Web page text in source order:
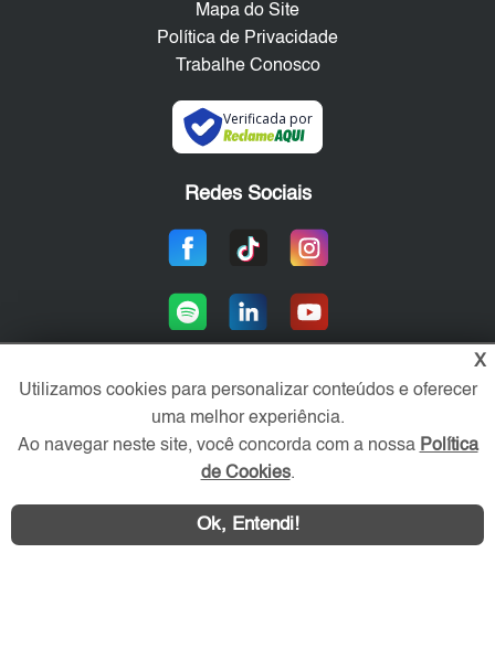
WhatsApp Contatar
Mapa do Site
Política de Privacidade
Trabalhe Conosco
Verificada por
Redes Sociais
Área exclusiva aos anunciantes,
acesse sua conta:
X
Utilizamos cookies para personalizar conteúdos e oferecer
uma melhor experiência.
Ao navegar neste site, você concorda com a nossa Política
de Cookies.
Ok, Entendi!